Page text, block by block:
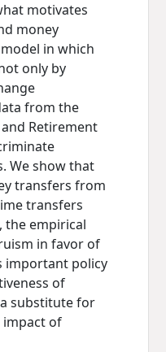
motivates
money
in which
only by
from the
Retirement
We show that
transfers from
transfers
empirical
in favor of
important policy
of
substitute for
impact of